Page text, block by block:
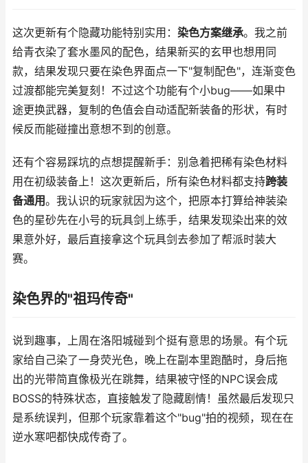
这次更新有个隐藏功能特别实用： 染色方案继承。我之前
给青衣染了套水墨风的配色，结果新买的玄甲也想用同
款，结果发现只要在染色界面点一下"复制配色"，连渐变色
过渡都能完美复刻！不过这个功能有个小bug——如果中
途更换武器，复制的色值会自动适配新装备的形状，有时
候反而能碰撞出意想不到的创意。
还有个容易踩坑的点想提醒新手：别急着把稀有染色材料
用在初级装备上！这次更新后，所有染色材料都支持跨装
备通用。我认识的玩家就因为这个，把原本打算给神装染
色的星砂先在小号的玩具剑上练手，结果发现染出来的效
果意外好，最后直接拿这个玩具剑去参加了帮派时装大
赛。
染色界的"祖玛传奇"
说到趣事，上周在洛阳城碰到个挺有意思的场景。有个玩
家给自己染了一身荧光色，晚上在副本里跑酷时，身后拖
出的光带简直像极光在跳舞，结果被守怪的NPC误会成
BOSS的特殊状态，直接触发了隐藏剧情！虽然最后发现只
是系统误判，但那个玩家靠着这个"bug"拍的视频，现在在
逆水寒吧都快成传奇了。